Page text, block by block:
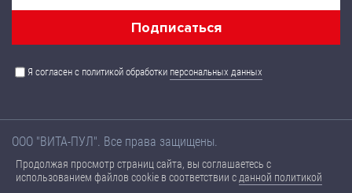
Я согласен с политикой обработки персональных данных
ООО "ВИТА-ПУЛ". Все права защищены.
Названия товаров, а также их технические характеристики,
размещенные на данном сайте, носят ознакомительный
Продолжая просмотр страниц сайта, вы соглашаетесь с
использованием файлов cookie в соответствии с данной политикой